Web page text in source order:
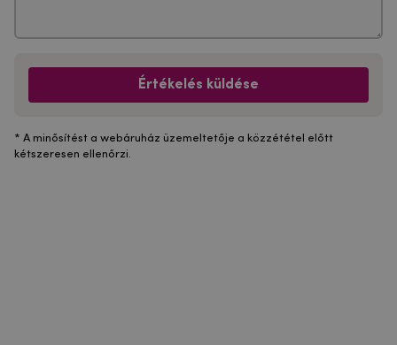
Értékelés küldése
* A minősítést a webáruház üzemeltetője a közzététel előtt
kétszeresen ellenőrzi.